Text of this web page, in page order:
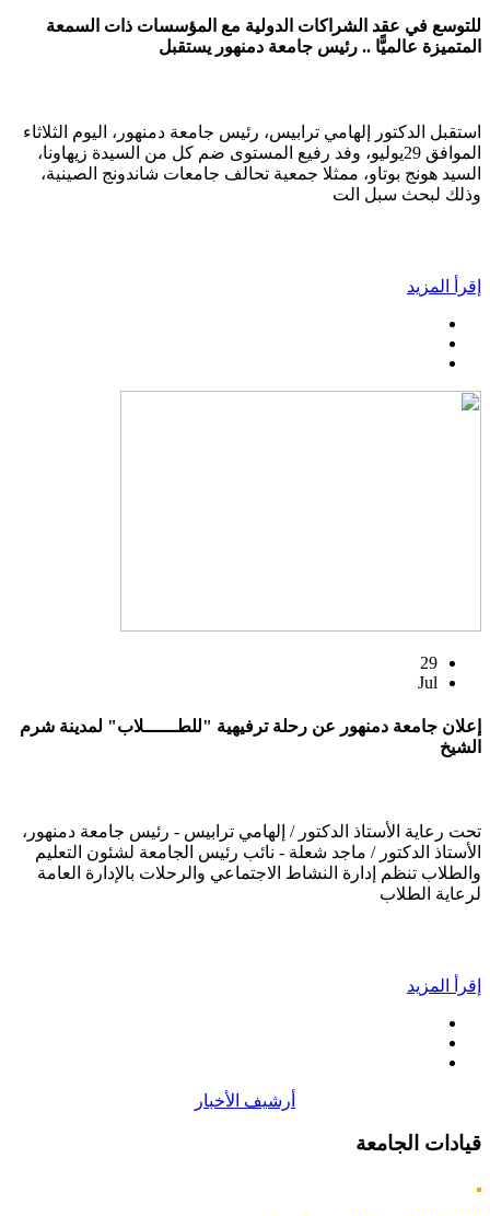
للتوسع في عقد الشراكات الدولية مع المؤسسات ذات السمعة
المتميزة عالميًّا .. رئيس جامعة دمنهور يستقبل
استقبل الدكتور إلهامي ترابيس، رئيس جامعة دمنهور، اليوم الثلاثاء
الموافق 29يوليو، وفد رفيع المستوى ضم كل من السيدة زيهاونا،
السيد هونج بوتاو، ممثلا جمعية تحالف جامعات شاندونج الصينية،
وذلك لبحث سبل الت
إقرأ المزيد
29
Jul
إعلان جامعة دمنهور عن رحلة ترفيهية "للطــــــلاب" لمدينة شرم
الشيخ
تحت رعاية الأستاذ الدكتور / إلهامي ترابيس - رئيس جامعة دمنهور،
الأستاذ الدكتور / ماجد شعلة - نائب رئيس الجامعة لشئون التعليم
والطلاب تنظم إدارة النشاط الاجتماعي والرحلات بالإدارة العامة
لرعاية الطلاب
إقرأ المزيد
أرشيف الأخبار
قيادات الجامعة